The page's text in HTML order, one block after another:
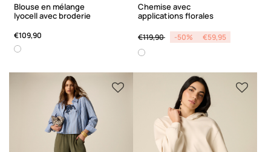
Blouse en mélange
lyocell avec broderie
€109,90
Chemise avec
applications florales
Price reduced from
€119,90 to -50% €59,95